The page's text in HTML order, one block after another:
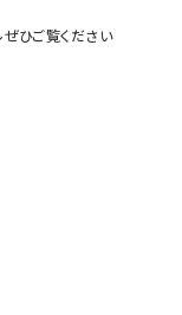
ひご覧ください